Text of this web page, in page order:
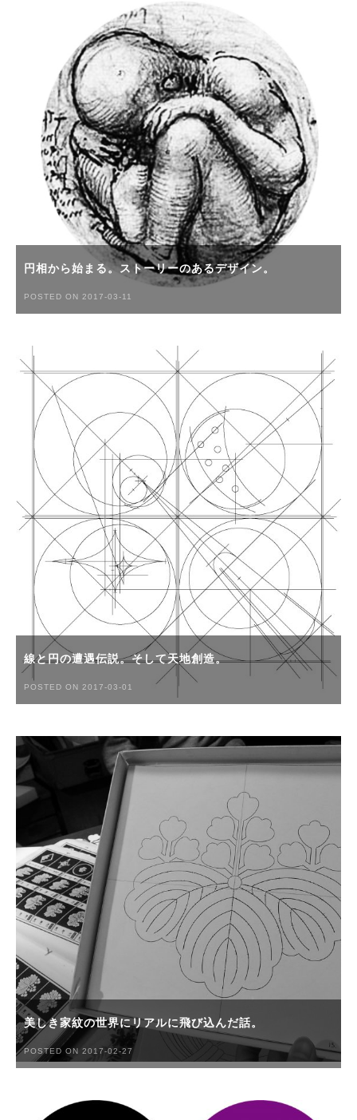
円相から始まる。ストーリーのあるデザイン。
POSTED ON 2017-03-11
線と円の遭遇伝説。そして天地創造。
POSTED ON 2017-03-01
美しき家紋の世界にリアルに飛び込んだ話。
POSTED ON 2017-02-27